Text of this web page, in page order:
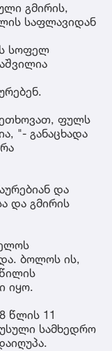
გმირის,
საფლავიდან
სოფელ
ფულს
"- განაცხადა
და
და გმირის
ბოლოს ის,
იყო.
წლის 11
სამხედრო